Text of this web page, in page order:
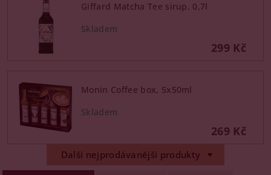
Giffard Matcha Tee sirup, 0,7l
299 Kč
Monin Coffee box, 5x50ml
269 Kč
Další nejprodávanější produkty